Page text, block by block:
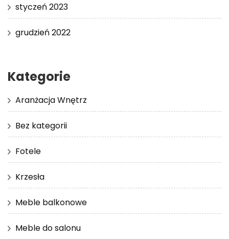
styczeń 2023
grudzień 2022
Kategorie
Aranżacja Wnętrz
Bez kategorii
Fotele
Krzesła
Meble balkonowe
Meble do salonu